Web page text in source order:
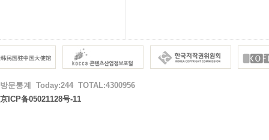
방문통계 Today:244 TOTAL:4300956
京ICP备05021128号-11